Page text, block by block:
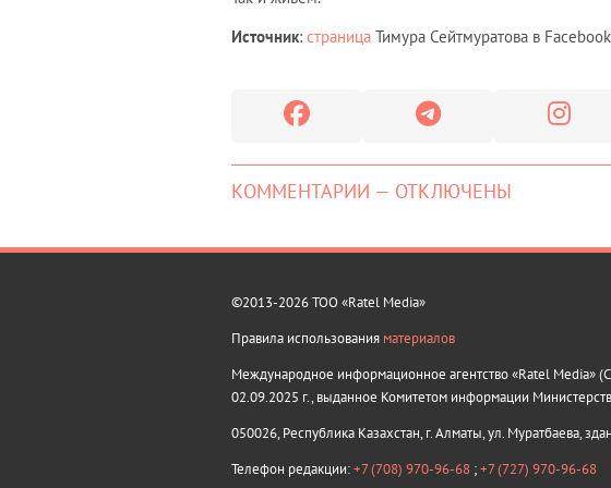
Источник: страница Тимура Сейтмуратова в
КОММЕНТАРИИ — ОТКЛЮЧЕНЫ
©2013-2026 ТОО «Ratel Media»
Правила использования материалов
Международное информационное агентство «Ratel Media»
02.09.2025 г., выданное Комитетом информации
050026, Республика Казахстан, г. Алматы, ул. Муратбаева,
Телефон редакции:+7 (708) 970-96-68 ;+7 (727) 970-96-68